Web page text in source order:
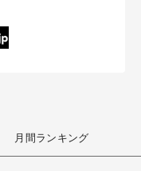
月間ランキング